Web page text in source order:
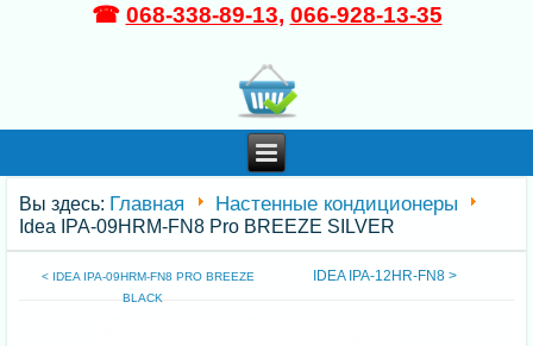
☎ 068-338-89-13, 066-928-13-35
Вы здесь: Главная Настенные кондиционеры
Idea IPA-09HRM-FN8 Pro BREEZE SILVER
< IDEA IPA-09HRM-FN8 PRO BREEZE
BLACK
IDEA IPA-12HR-FN8 >